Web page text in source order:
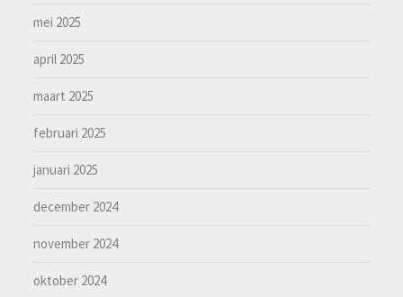
mei 2025
april 2025
maart 2025
februari 2025
januari 2025
december 2024
november 2024
oktober 2024